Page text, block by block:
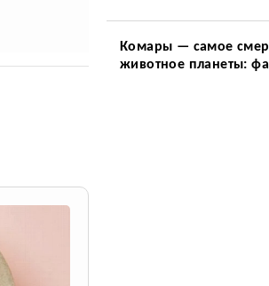
Комары — самое
животное планеты: